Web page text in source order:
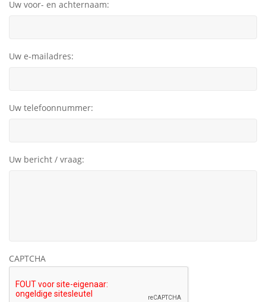
Uw voor- en achternaam:
Uw e-mailadres:
Uw telefoonnummer:
Uw bericht / vraag:
CAPTCHA